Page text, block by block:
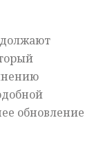
обновление